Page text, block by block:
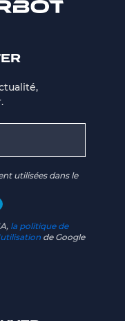
utilisées dans le
la politique de
de Google